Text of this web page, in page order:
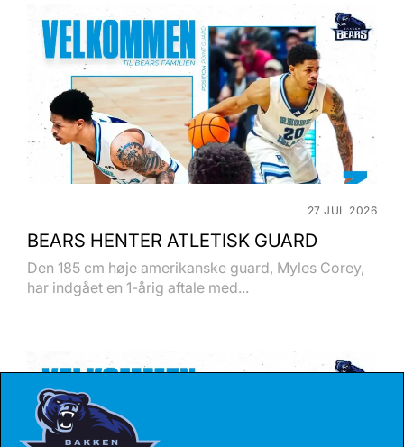
27 JUL 2026
BEARS HENTER ATLETISK GUARD
Den 185 cm høje amerikanske guard, Myles Corey,
har indgået en 1-årig aftale med...